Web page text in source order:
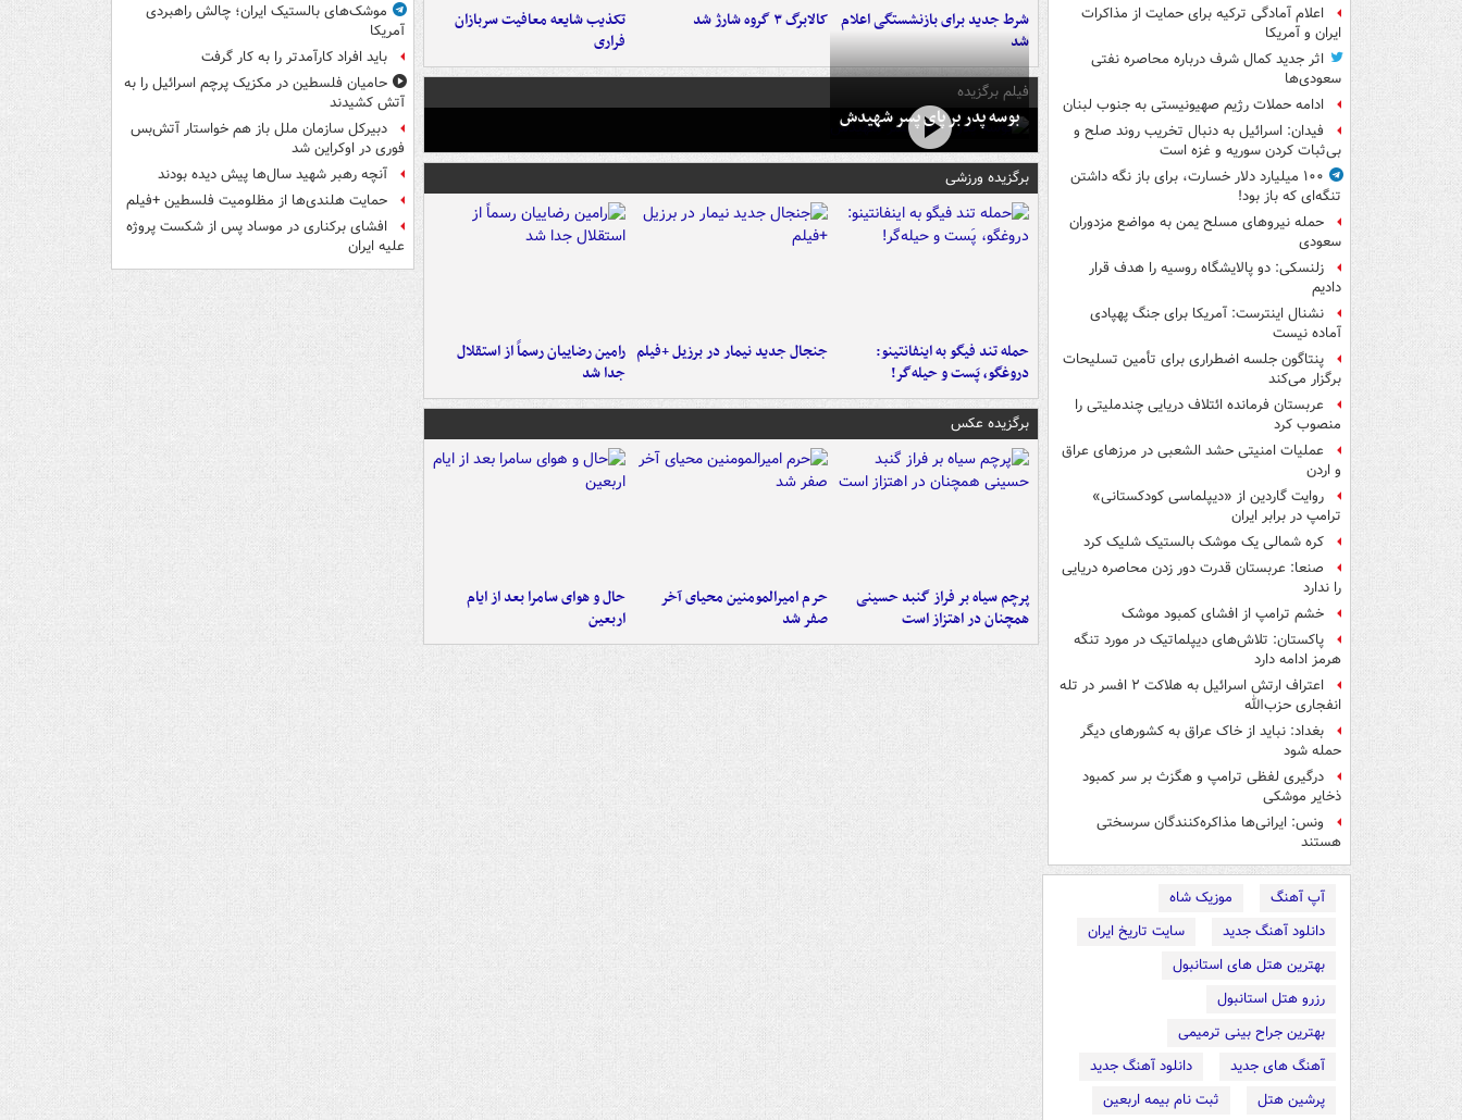
اعلام آمادگی ترکیه برای حمایت از مذاکرات
ایران و آمریکا
اثر جدید کمال شرف درباره محاصره نفتی
سعودی‌ها
ادامه حملات رژیم صهیونیستی به جنوب لبنان
فیدان: اسرائیل به دنبال تخریب روند صلح و
بی‌ثبات کردن سوریه و غزه است
۱۰۰ میلیارد دلار خسارت، برای باز نگه داشتن
تنگه‌ای که باز بود!
حمله نیروهای مسلح یمن به مواضع مزدوران
سعودی
زلنسکی: دو پالایشگاه روسیه را هدف قرار
دادیم
نشنال اینترست: آمریکا برای جنگ پهپادی
آماده نیست
پنتاگون جلسه اضطراری برای تأمین تسلیحات
برگزار می‌کند
عربستان فرمانده ائتلاف دریایی چندملیتی را
منصوب کرد
عملیات امنیتی حشد الشعبی در مرزهای عراق
و اردن
روایت گاردین از «دیپلماسی کودکستانی»
ترامپ در برابر ایران
کره شمالی یک موشک بالستیک شلیک کرد
صنعا: عربستان قدرت دور زدن محاصره دریایی
را ندارد
خشم ترامپ از افشای کمبود موشک
پاکستان: تلاش‌های دیپلماتیک در مورد تنگه
هرمز ادامه دارد
اعتراف ارتش اسرائیل به هلاکت ۲ افسر در تله
انفجاری حزب‌الله
بغداد: نباید از خاک عراق به کشورهای دیگر
حمله شود
درگیری لفظی ترامپ و هگزث بر سر کمبود
ذخایر موشکی
ونس: ایرانی‌ها مذاکره‌کنندگان سرسختی
هستند
آپ آهنگ
موزیک شاه
دانلود آهنگ جدید
سایت تاریخ ایران
بهترین هتل های استانبول
رزرو هتل استانبول
بهترین جراح بینی ترمیمی
آهنگ های جدید
دانلود آهنگ جدید
پرشین هتل
ثبت نام بیمه اربعین
شرط جدید برای بازنشستگی اعلام
شد
کالابرگ ۳ گروه شارژ شد
تکذیب شایعه معافیت سربازان
فراری
فیلم برگزیده
بوسه‌ پدر بر پای پسر شهیدش
برگزیده ورزشی
حمله تند فیگو به اینفانتینو:
دروغگو، پَست‌ و حیله‌گر!
جنجال جدید نیمار در برزیل +فیلم رامین رضاییان رسماً از استقلال
جدا شد
برگزیده عکس
پرچم سیاه بر فراز گنبد حسینی
همچنان در اهتزاز است
حرم امیرالمومنین محیای آخر
صفر شد
حال و هوای سامرا بعد از ایام
اربعین
موشک‌های بالستیک ایران؛ چالش راهبردی
آمریکا
باید افراد کارآمدتر را به کار گرفت
حامیان فلسطین در مکزیک پرچم اسرائیل را به
آتش کشیدند
دبیرکل سازمان ملل باز هم خواستار آتش‌بس
فوری در اوکراین شد
آنچه رهبر شهید سال‌ها پیش دیده بودند
حمایت هلندی‌ها از مظلومیت فلسطین +فیلم
افشای برکناری در موساد پس از شکست پروژه
علیه ایران